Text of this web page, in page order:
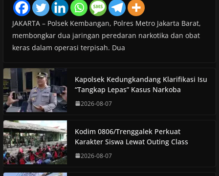
JAKARTA – Polsek Kembangan, Polres Metro Jakarta Barat,
membongkar dua jaringan peredaran narkotika dan obat
keras dalam operasi terpisah. Dua
Kapolsek Kedungkandang Klarifikasi Isu
“Tangkap Lepas” Kasus Narkoba
2026-08-07
Kodim 0806/Trenggalek Perkuat
Karakter Siswa Lewat Outing Class
2026-08-07